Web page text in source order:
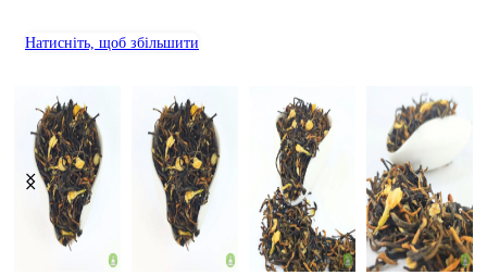
Натисніть, щоб збільшити